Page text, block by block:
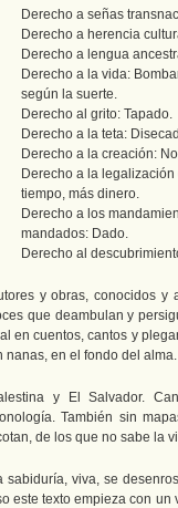
Derecho a señas
Derecho a herencia
Derecho a lengua
Derecho a la vida:
según la suerte.
Derecho al grito: Tapado.
Derecho a la teta:
Derecho a la creación:
Derecho a la
tiempo, más dinero.
Derecho a los
mandados: Dado.
Derecho al
y obras, conocidos y
que deambulan y
en cuentos, cantos y
nanas, en el fondo del
y El Salvador.
También sin
de los que no sabe la
sabiduría, viva, se
este texto empieza con